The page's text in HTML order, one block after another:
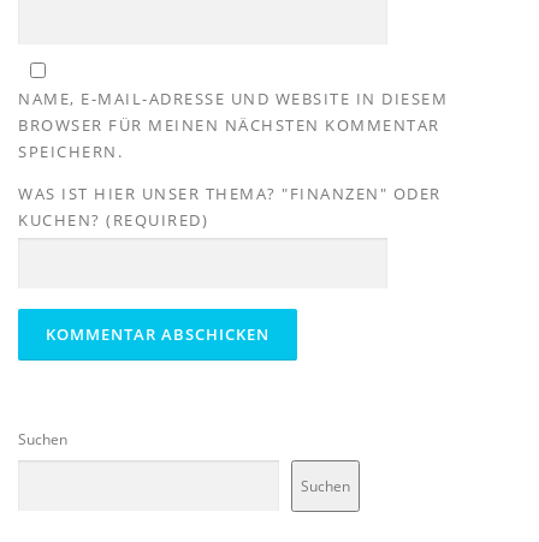
NAME, E-MAIL-ADRESSE UND WEBSITE IN DIESEM
BROWSER FÜR MEINEN NÄCHSTEN KOMMENTAR
SPEICHERN.
WAS IST HIER UNSER THEMA? "FINANZEN" ODER
KUCHEN? (REQUIRED)
Suchen
Suchen